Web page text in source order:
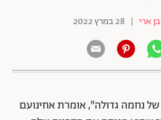
ארי | 28 במרץ 2022
נחמה גדולה", אומרת אחינועם